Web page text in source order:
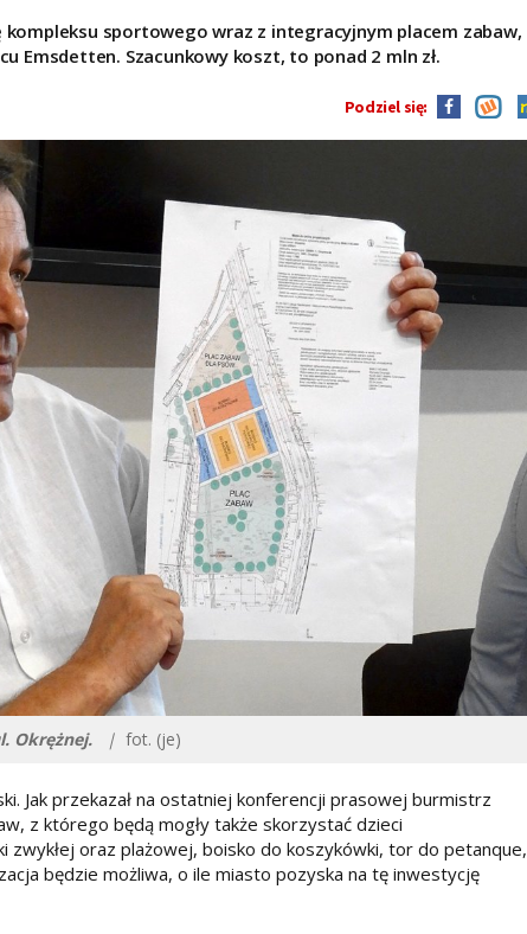
sportowego wraz z integracyjnym placem zabaw,
Emsdetten. Szacunkowy koszt, to ponad 2 mln zł.
Podziel się:
Okrężnej. | fot. (je)
Jak przekazał na ostatniej konferencji prasowej burmistrz
z którego będą mogły także skorzystać dzieci
zwykłej oraz plażowej, boisko do koszykówki, tor do petanque,
będzie możliwa, o ile miasto pozyska na tę inwestycję